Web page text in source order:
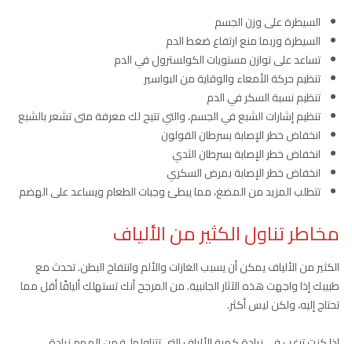
السيطرة على وزن الجسم
السيطرة وربما منع ارتفاع ضغط الدم
تساعد على توازن مستويات الكولسترول في الدم
تنظيم حركة الأمعاء والوقاية من البواسير
تنظيم نسبة السكر في الدم
تنظيم إشارات الشبع في الجسم، والتي تتيح لك معرفة متى تشعر بالشبع
انخفاض خطر الإصابة بسرطان القولون
انخفاض خطر الإصابة بسرطان الثدي
انخفاض خطر الإصابة بمرض السكري
تتطلب المزيد من المضغ، مما يبطئ وجبات الطعام ويساعد على الهضم
مخاطر تناول الكثير من الألياف
الكثير من الألياف يمكن أن يسبب الغازات والألم وانتفاخ البطن. تحدث مع
طبيبك إذا واجهت هذه الآثار الجانبية. من المرجح أنك تستهلك أليافًا أقل مما
تحتاج إليه، ولكن ليس أكثر.